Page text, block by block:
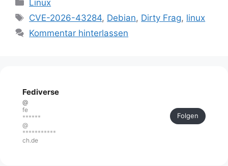
Linux
Schlagwörter
CVE-2026-43284, Debian, Dirty Frag, linux
Kommentar hinterlassen
Fediverse
@
fe
******
@
***********
ch.de
Folgen